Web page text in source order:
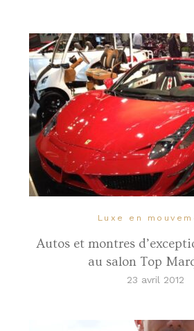
Luxe en
Autos et montres
au salon Top
23 avril 2012